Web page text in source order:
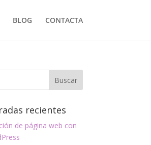
BLOG CONTACTA
recientes
de página web con